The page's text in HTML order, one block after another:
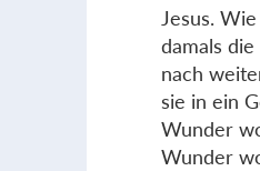
Jesus.
damals
nach
sie in ein
Wunder
Wunder